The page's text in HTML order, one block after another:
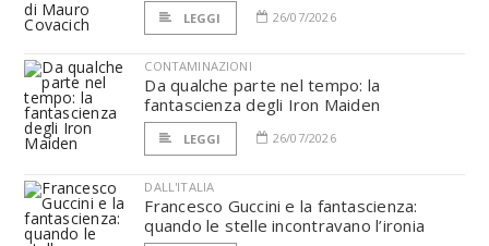
LEGGI 26/07/2026
CONTAMINAZIONI
Da qualche parte nel tempo: la
fantascienza degli Iron Maiden
LEGGI 26/07/2026
DALL'ITALIA
Francesco Guccini e la fantascienza:
quando le stelle incontravano l’ironia